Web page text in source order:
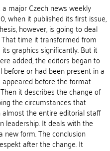
major Czech news weekly
when it published its first issue,
however, is going to deal
time it transformed from
graphics significantly. But it
added, the editors began to
or had been present in a
before the format
it describes the change of
the circumstances that
the entire editorial staff
leadership. It deals with the
new form. The conclusion
after the change. It